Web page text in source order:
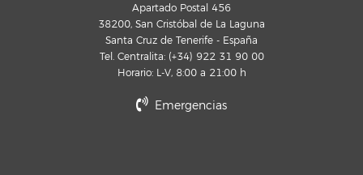
Apartado Postal 456
38200, San Cristóbal de La Laguna
Santa Cruz de Tenerife - España
Tel. Centralita: (+34) 922 31 90 00
Horario: L-V, 8:00 a 21:00 h
Emergencias